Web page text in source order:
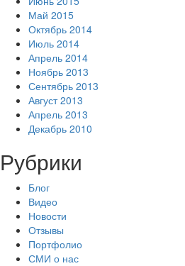
Май 2015
Октябрь 2014
Июль 2014
Апрель 2014
Ноябрь 2013
Сентябрь 2013
Август 2013
Апрель 2013
Декабрь 2010
Рубрики
Блог
Видео
Новости
Отзывы
Портфолио
СМИ о нас